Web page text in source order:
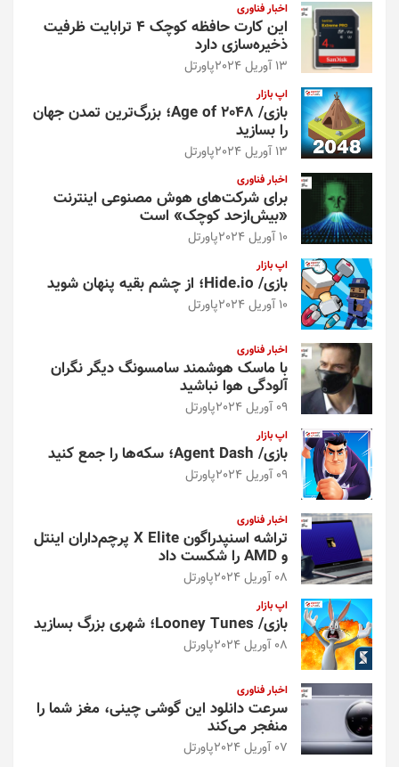
اخبار فناوری
این کارت حافظه کوچک ۴ ترابایت ظرفیت
ذخیره‌سازی دارد
13 آوریل 2024 پاورتل
اپ بازار
بازی/ Age of 2048؛ بزرگ‌ترین تمدن جهان
را بسازید
13 آوریل 2024 پاورتل
اخبار فناوری
برای شرکت‌های هوش مصنوعی اینترنت
«بیش‌از‌حد کوچک» است
10 آوریل 2024 پاورتل
اپ بازار
بازی/ Hide.io؛ از چشم بقیه پنهان شوید
10 آوریل 2024 پاورتل
اخبار فناوری
با ماسک هوشمند سامسونگ دیگر نگران
آلودگی هوا نباشید
09 آوریل 2024 پاورتل
اپ بازار
بازی/ Agent Dash؛ سکه‌ها را جمع کنید
09 آوریل 2024 پاورتل
اخبار فناوری
تراشه اسنپدراگون X Elite پرچم‌داران اینتل
و AMD را شکست داد
08 آوریل 2024 پاورتل
اپ بازار
بازی/ Looney Tunes؛ شهری بزرگ بسازید
08 آوریل 2024 پاورتل
اخبار فناوری
سرعت دانلود این گوشی چینی، مغز شما را
منفجر می‌کند
07 آوریل 2024 پاورتل